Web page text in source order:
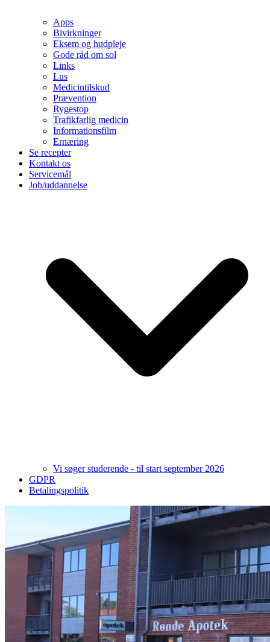
Apps
Bivirkninger
Eksem og hudpleje
Gode råd om sol
Links
Lus
Medicintilskud
Prævention
Rygestop
Trafikfarlig medicin
Informationsfilm
Ernæring
Se recepter
Kontakt os
Servicemål
Job/uddannelse
Vi søger studerende - til start september 2026
GDPR
Betalingspolitik